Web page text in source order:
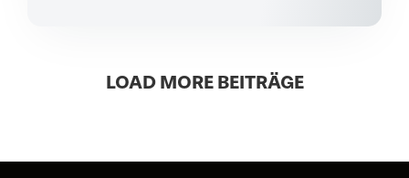
LOAD MORE BEITRÄGE